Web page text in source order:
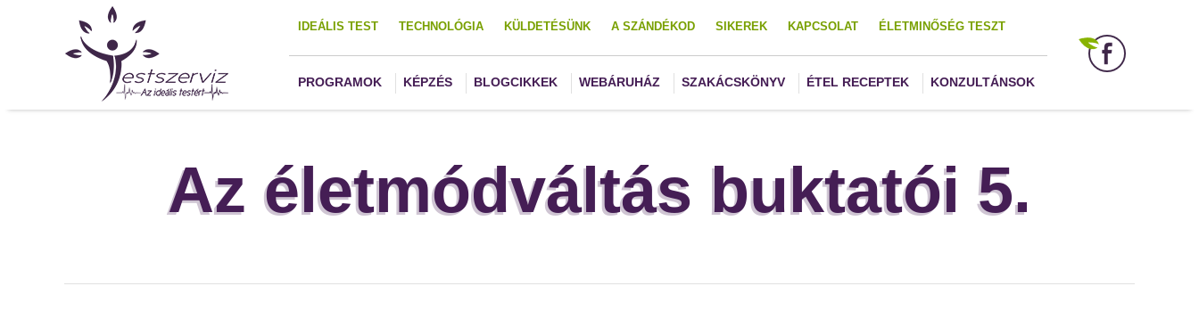
IDEÁLIS TEST TECHNOLÓGIA KÜLDETÉSÜNK A SZÁNDÉKOD SIKEREK KAPCSOLAT ÉLETMINŐSÉG TESZT
PROGRAMOK KÉPZÉS BLOGCIKKEK WEBÁRUHÁZ SZAKÁCSKÖNYV ÉTEL RECEPTEK KONZULTÁNSOK
Az életmódváltás buktatói 5.